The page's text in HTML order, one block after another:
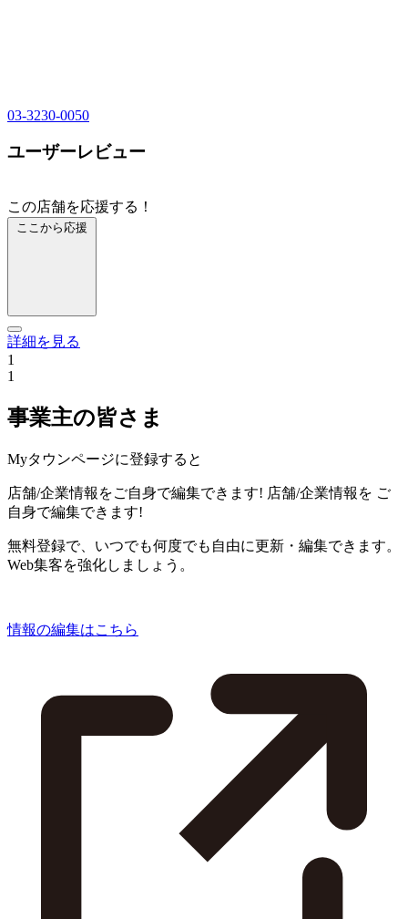
03-3230-0050
ユーザーレビュー
この店舗を応援する！
ここから応援
詳細を見る
1
1
事業主の皆さま
Myタウンページに登録すると
店舗/企業情報をご自身で編集できます! 店舗/企業情報を ご
自身で編集できます!
無料登録で、いつでも何度でも自由に更新・編集できます。
Web集客を強化しましょう。
情報の編集はこちら